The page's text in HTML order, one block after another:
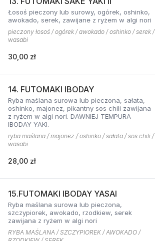
Łosoś pieczony lub surowy, ogórek, oshinko,
awokado, serek, zawijane z ryżem w algi nori
pieczony łosoś / ogórek / awokado / oshinko / serek /
wasabi
30,00 zł
14. FUTOMAKI IBODAY
Ryba maślana surowa lub pieczona, sałata,
oshinko, majonez, pikantny sos chili zawijana
z ryżem w algi nori. DAWNIEJ TEMPURA
IBODAY YAKI.
ryba maślana / majonez / oshinko / sałata / sos chili /
wasabi
28,00 zł
15.FUTOMAKI IBODAY YASAI
Ryba maślana surowa lub pieczona,
szczypiorek, awokado, rzodkiew, serek
zawijana z ryżem w algi nori
RYBA MAŚLANA / SZCZYPIOREK / AWOKADO /